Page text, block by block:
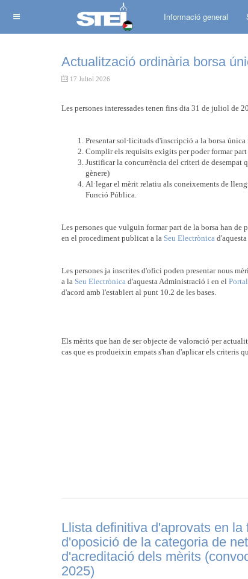
Informació general
Actualització ordinària borsa
17 Juliol 2026
Les persones interessades tenen fins dia 31 de juliol de
Presentar sol·licituds d'inscripció a la borsa
Complir els requisits exigits per poder formar
Justificar la concurrència del criteri de desempat
gènere)
Al·legar el mèrit relatiu als coneixements de
Funció Pública.
Les persones que vulguin formar part de la borsa han
en el procediment publicat a la Seu Electrònica
Les persones ja inscrites d'ofici poden presentar nous
a la Seu Electrònica d'aquesta Administració i en el
d'acord amb l'establert al punt 10.2 de les bases.
Els mèrits que han de ser objecte de valoració per
cas que es produeixin empats s'han d'aplicar els criteris
Llista definitiva d'aprovats en la
d'oposició de la categoria de
d'acreditació dels mèrits
2025)